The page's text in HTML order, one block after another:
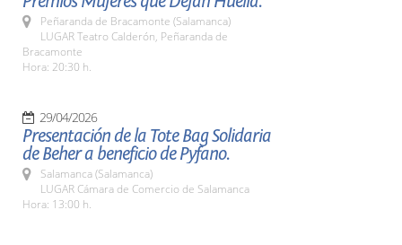
Peñaranda de Bracamonte (Salamanca)
LUGAR Teatro Calderón, Peñaranda de
Bracamonte
Hora: 20:30 h.
29/04/2026
Presentación de la Tote Bag Solidaria
de Beher a beneficio de Pyfano.
Salamanca (Salamanca)
LUGAR Cámara de Comercio de Salamanca
Hora: 13:00 h.